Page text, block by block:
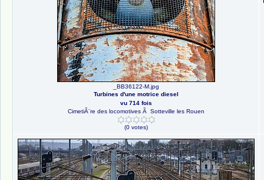
_BB36122-M.jpg
Turbines d'une motrice diesel
vu 714 fois
CimetiÃ¨re des locomotives Ã Sotteville les Rouen
(0 votes)